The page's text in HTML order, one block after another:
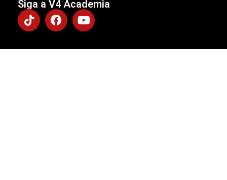
Siga a V4 Academia